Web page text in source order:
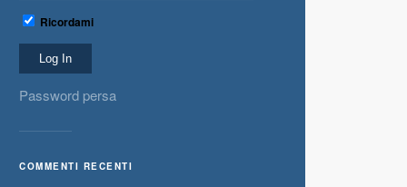
Ricordami
Password persa
COMMENTI RECENTI